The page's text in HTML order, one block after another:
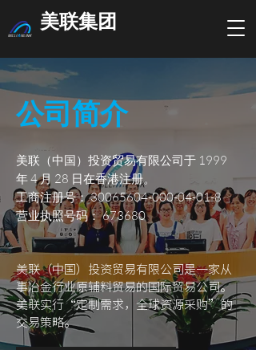
美联集团
公司简介
美联（中国）投资贸易有限公司于 1999
年 4 月 28 日在香港注册。
工商注册号：30065604-000-04-01-8
营业执照号码： 673680
美联（中国）投资贸易有限公司是一家从
事冶金行业原辅料贸易的国际贸易公司。
美联实行“定制需求，全球资源采购”的
交易策略。